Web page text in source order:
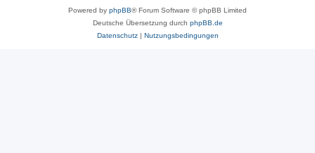
Powered by phpBB® Forum Software © phpBB Limited
Deutsche Übersetzung durch phpBB.de
Datenschutz| Nutzungsbedingungen